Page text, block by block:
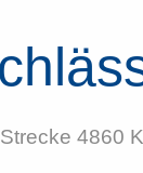
Strecke 4860